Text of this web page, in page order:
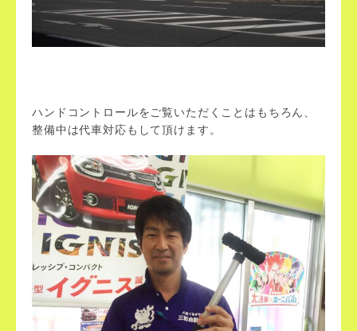
ハンドコントロールをご覧いただくことはもちろん、
整備中は代車対応もして頂けます。